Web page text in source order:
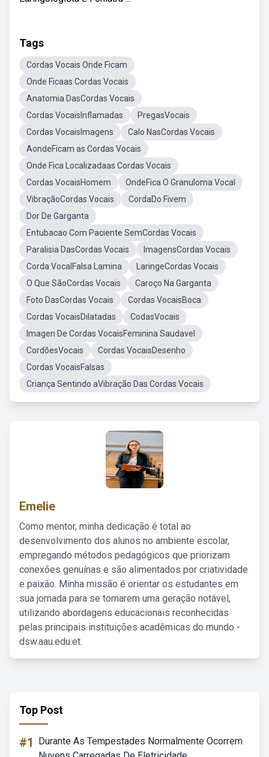
Tags
Cordas Vocais Onde Ficam
Onde Ficaas Cordas Vocais
Anatomia DasCordas Vocais
Cordas VocaisInflamadas
PregasVocais
Cordas VocaisImagens
Calo NasCordas Vocais
AondeFicam as Cordas Vocais
Onde Fica Localizadaas Cordas Vocais
Cordas VocaisHomem
OndeFica O Granuloma Vocal
VibraçãoCordas Vocais
CordaDo Fivem
Dor De Garganta
Entubacao Com Paciente SemCordas Vocais
Paralisia DasCordas Vocais
ImagensCordas Vocais
Corda VocalFalsa Lamina
LaringeCordas Vocais
O Que SãoCordas Vocais
Caroço Na Garganta
Foto DasCordas Vocais
Cordas VocaisBoca
Cordas VocaisDilatadas
CodasVocais
Imagen De Cordas VocaisFeminina Saudavel
CordõesVocais
Cordas VocaisDesenho
Cordas VocaisFalsas
Criança Sentindo aVibração Das Cordas Vocais
Emelie
Como mentor, minha dedicação é total ao
desenvolvimento dos alunos no ambiente escolar,
empregando métodos pedagógicos que priorizam
conexões genuínas e são alimentados por criatividade
e paixão. Minha missão é orientar os estudantes em
sua jornada para se tornarem uma geração notável,
utilizando abordagens educacionais reconhecidas
pelas principais instituições acadêmicas do mundo -
dsw.aau.edu.et.
Top Post
#1
Durante As Tempestades Normalmente Ocorrem